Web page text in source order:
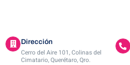
Dirección
Cerro del Aire 101, Colinas del
Cimatario, Querétaro, Qro.